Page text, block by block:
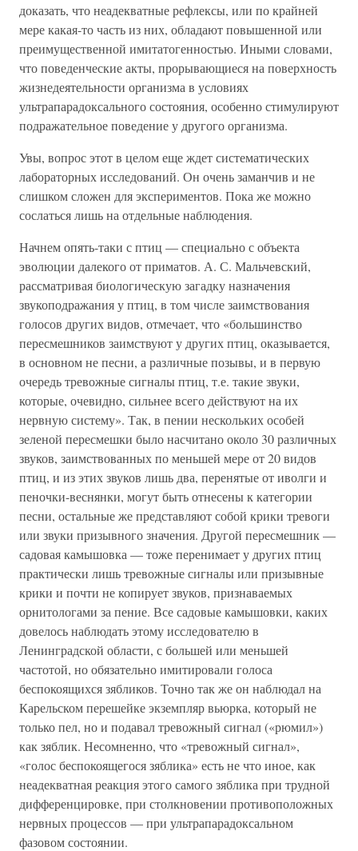
доказать, что неадекватные рефлексы, или по крайней
мере какая-то часть из них, обладают повышенной или
преимущественной имитатогенностью. Иными словами,
что поведенческие акты, прорывающиеся на поверхность
жизнедеятельности организма в условиях
ультрапарадоксального состояния, особенно стимулируют
подражательное поведение у другого организма.
Увы, вопрос этот в целом еще ждет систематических
лабораторных исследований. Он очень заманчив и не
слишком сложен для экспериментов. Пока же можно
сослаться лишь на отдельные наблюдения.
Начнем опять-таки с птиц — специально с объекта
эволюции далекого от приматов. А. С. Мальчевский,
рассматривая биологическую загадку назначения
звукоподражания у птиц, в том числе заимствования
голосов других видов, отмечает, что «большинство
пересмешников заимствуют у других птиц, оказывается,
в основном не песни, а различные позывы, и в первую
очередь тревожные сигналы птиц, т.е. такие звуки,
которые, очевидно, сильнее всего действуют на их
нервную систему». Так, в пении нескольких особей
зеленой пересмешки было насчитано около 30 различных
звуков, заимствованных по меньшей мере от 20 видов
птиц, и из этих звуков лишь два, перенятые от иволги и
пеночки-веснянки, могут быть отнесены к категории
песни, остальные же представляют собой крики тревоги
или звуки призывного значения. Другой пересмешник —
садовая камышовка — тоже перенимает у других птиц
практически лишь тревожные сигналы или призывные
крики и почти не копирует звуков, признаваемых
орнитологами за пение. Все садовые камышовки, каких
довелось наблюдать этому исследователю в
Ленинградской области, с большей или меньшей
частотой, но обязательно имитировали голоса
беспокоящихся зябликов. Точно так же он наблюдал на
Карельском перешейке экземпляр вьюрка, который не
только пел, но и подавал тревожный сигнал («рюмил»)
как зяблик. Несомненно, что «тревожный сигнал»,
«голос беспокоящегося зяблика» есть не что иное, как
неадекватная реакция этого самого зяблика при трудной
дифференцировке, при столкновении противоположных
нервных процессов — при ультрапарадоксальном
фазовом состоянии.